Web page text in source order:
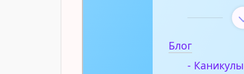
Блог
- Каникулы